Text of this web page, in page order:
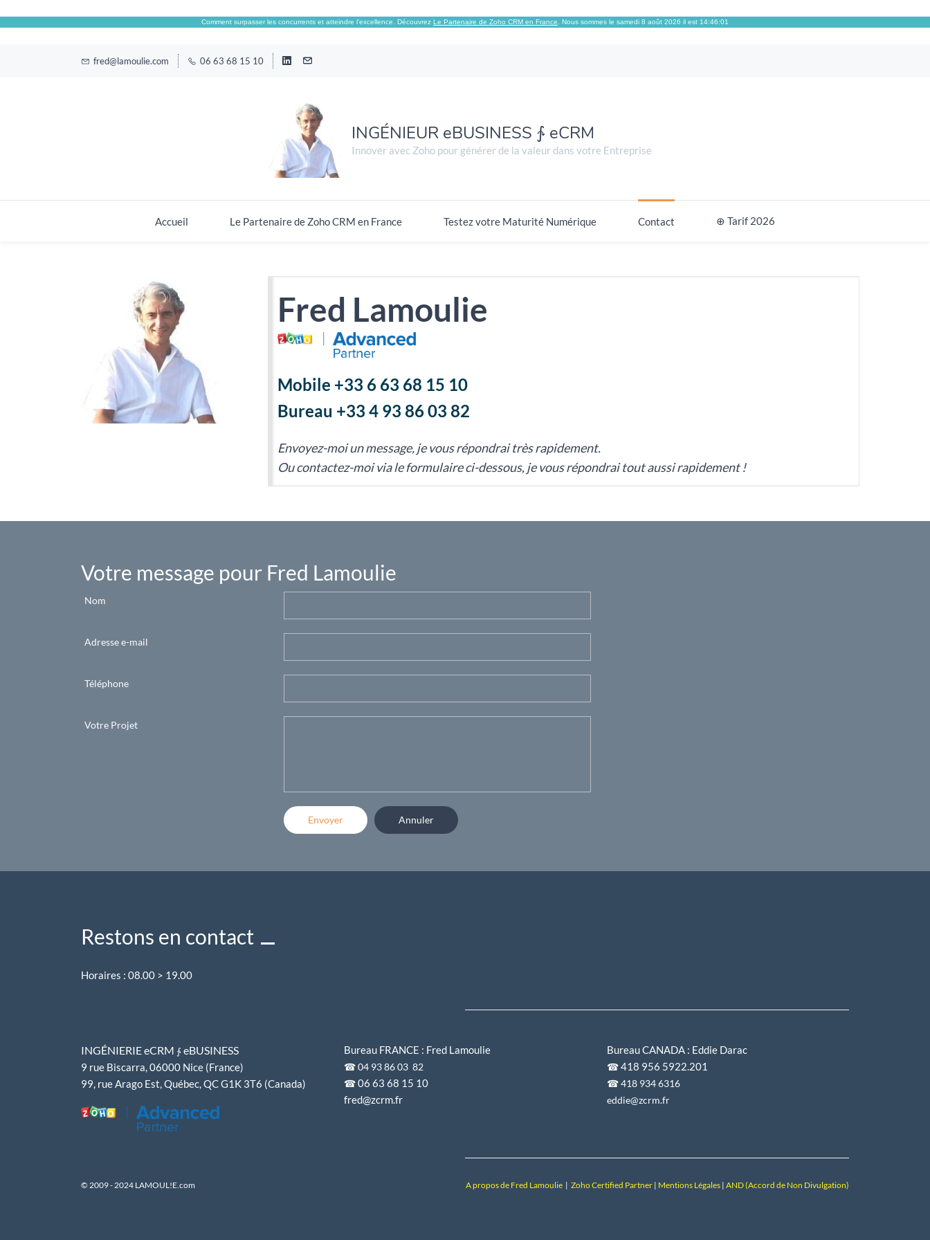
Comment surpasser les concurrents et atteindre l'excellence. Découvrez Le Partenaire de Zoho CRM en France . Nous sommes le samedi 8 août 2026 il est 14:46:02
fred@lamoulie.com 06 63 68 15 10
INGÉNIEUR eBUSINESS ∱ eCRM
Innover avec Zoho pour générer de la valeur dans votre Entreprise
Accueil Le Partenaire de Zoho CRM en France Testez votre Maturité Numérique Contact ⊕ Tarif 2026
Fred Lamoulie
Mobile +33 6 63 68 15 10
Bureau +33 4 93 86 03 82
Envoyez-moi un message, je vous répondrai très rapidement.
Ou contactez-moi via le formulaire ci-dessous, je vous répondrai tout aussi rapidement !
Votre message pour Fred Lamoulie
Nom
Adresse e-mail
Téléphone
Votre Projet
Restons en contact
Horaires : 08.00 > 19.00
INGÉNIERIEeCRM ∱eBUSINESS
9 rue Biscarra, 06000 Nice (France)
99, rue Arago Est, Québec, QC G1K 3T6 (Canada)
Bureau FRANCE : Fred Lamoulie
☎ 04 93 86 03 82
☎06 63 68 15 10
fred@zcrm.fr
Bureau CANADA : Eddie Darac
☎418 956 5922.201
☎ 418 934 6316
eddie@zcrm.fr
© 2009 - 2024 LAMOUL!E.com A propos de Fred Lamoulie| Zoho Certified Partner| Mentions Légales| AND (Accord de Non Divulgation)